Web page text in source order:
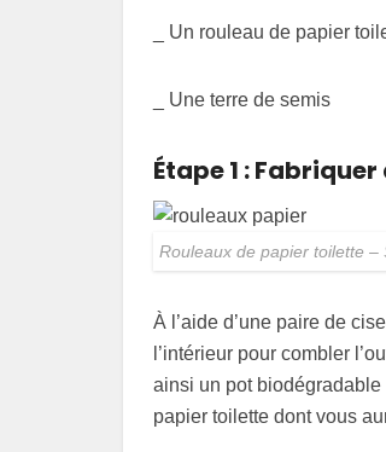
_ Un rouleau de papier
_ Une terre de semis
Étape 1 :
Rouleaux de papier toilette –
À l’aide d’une paire de
l’intérieur pour combler
ainsi un pot
papier toilette dont vous